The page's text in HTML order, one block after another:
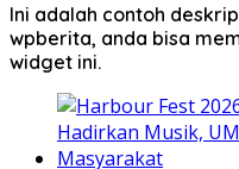
Ini adalah contoh
wpberita, anda bisa
widget ini.